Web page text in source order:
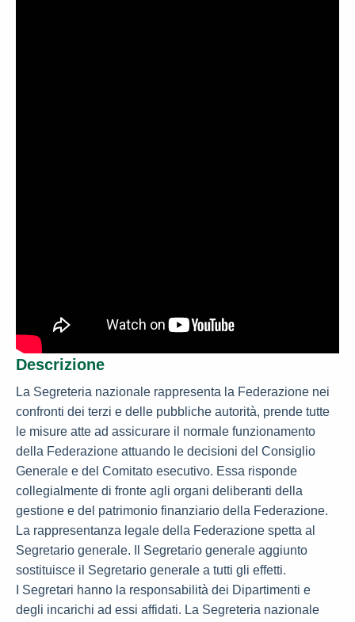
Descrizione
La Segreteria nazionale rappresenta la Federazione nei
confronti dei terzi e delle pubbliche autorità, prende tutte
le misure atte ad assicurare il normale funzionamento
della Federazione attuando le decisioni del Consiglio
Generale e del Comitato esecutivo. Essa risponde
collegialmente di fronte agli organi deliberanti della
gestione e del patrimonio finanziario della Federazione.
La rappresentanza legale della Federazione spetta al
Segretario generale. Il Segretario generale aggiunto
sostituisce il Segretario generale a tutti gli effetti.
I Segretari hanno la responsabilità dei Dipartimenti e
degli incarichi ad essi affidati. La Segreteria nazionale